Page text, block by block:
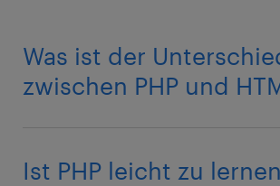
Was ist der
zwischen PHP und
Ist PHP leicht zu